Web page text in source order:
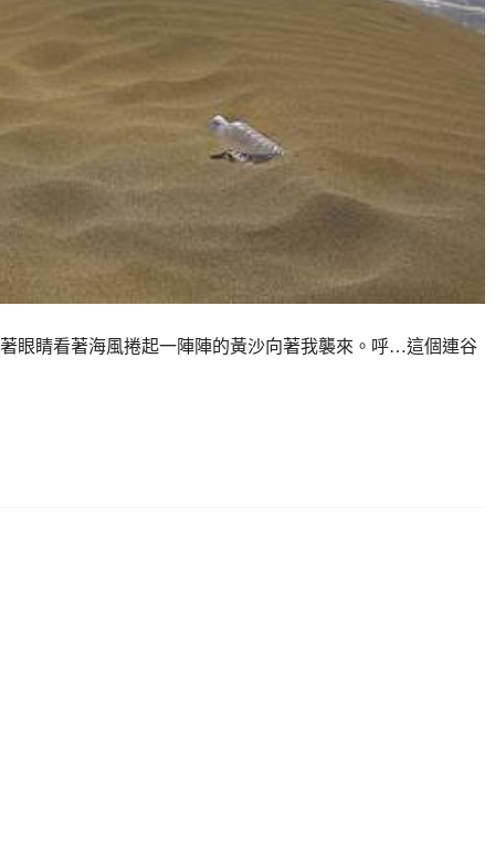
眼睛看著海風捲起一陣陣的黃沙向著我襲來。呼…這個連谷